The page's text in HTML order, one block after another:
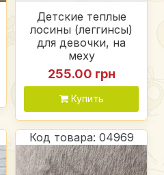
Детские теплые
лосины (леггинсы)
для девочки, на
меху
255.00 грн
Купить
Код товара: 04969